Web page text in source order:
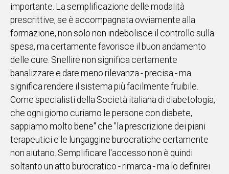
importante. La semplificazione delle modalità
prescrittive, se è accompagnata ovviamente alla
formazione, non solo non indebolisce il controllo sulla
spesa, ma certamente favorisce il buon andamento
delle cure. Snellire non significa certamente
banalizzare e dare meno rilevanza - precisa - ma
significa rendere il sistema più facilmente fruibile.
Come specialisti della Società italiana di diabetologia,
che ogni giorno curiamo le persone con diabete,
sappiamo molto bene" che "la prescrizione dei piani
terapeutici e le lungaggine burocratiche certamente
non aiutano. Semplificare l'accesso non è quindi
soltanto un atto burocratico - rimarca - ma lo definirei